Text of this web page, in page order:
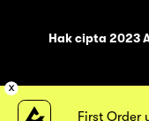
Hak cipta 2023
First Order